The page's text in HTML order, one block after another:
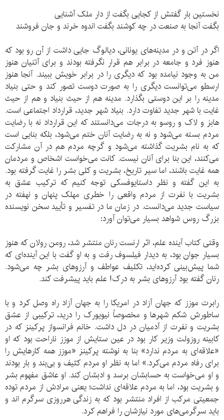
نخستین بار گفتش از کجایی بگفت از دار ملک آشنایی
بگفت آنجا به صنعت در چه کوشند بگفت اندوه خرند و جان فروشند
اگر در آتن و در مدینه‌های یونانی، دیالوگ جایی داشت از آن رو بود که
هنوز فرد و جامعه در برابر هم قرار نگرفته بودند و برای آتنیان هنوز
من به وجود نیامده بود که دیگری را در برابر خویش ببیند. آنجا هنوز
ارسطو می‌توانست دیگری را به صورت دوست تصور کند و حتی بنیاد
مدینه را بر این دوستی بگذارد. مدینه هم از حیث بنیاد و هم از حیث
غایت با شهر جدید تفاوت دارد. بنیاد شهر جدید، قرارداد اجتماعی است.
هابز و لاک و روسو به درجات می‌دانستند که این قرارداد نه با رضایت
مردم بسته می‌شود و نه به رضایت آنان ختم می‌شود، بلکه بنایی است
که به نام بشریت گذاشته می‌شود و گرچه مردم هم در آن مشارکت
می‌کنند، این بنا برای آنان نیست. کانت می‌خواست اشخاص و مردمان
همه غایت باشند، اما سیر تاریخ، بشریت و کلی بشر را غایت گرفته بود.
به این گفته و نظر داستایوفسکی توجه کنیم که ترکیب عشق به
بشریت با نفرت از مردم واقعی را خطری مهلک پنهان و نهفته در
سیاست جدید می‌دانست. در زمان ما در تفسیر و تأیید سخن نویسنده
بزرگ روس شواهد بسیار می‌توان آورد:
وقتی کتاب آینده علم، اثر ارنست رنان منتشر شد، رومن رولان که هنوز
بسیار جوان بود، به دیدار فیلسوف رفت و به او گفت با این آینده‌ای که
شما پیش‌بینی کرده‌اید، تکلیف عواطف و آرزوهای بشر چه می‌شود.
رنان گفته بود آرزوهای بشر به درک! علم باید پیشرفت کند.
رابرت موزز که جهان آزاد در امریکا را به جهان آزاد راه وصل کرد و با
ساطورش شکم شهرها و مخصوصاً نیویورک را درید، ترکیبی از عشق
بشریت و نفرت از آدمیان در دل داشت. خانم فرانسواز پرکینز که در
کابینه روزولت وزیر کار بود در عین ستایش از موزز ناراحت بود که او
«علاقه‌ای به مردم ندارد» بنا به نوشته پرکینز «موزز همه کارهایش را
برای رفاه مردم می‌کرد.» اما به نظر او مردم کثیف و بی‌بند و بار بودند
و او می‌خواست به حسابشان برسد و ادبشان کند. او عاشق مفهوم بشر
و بشریت بود، اما به مردم علاقه‌ای نداشت؛ یعنی مرادش از مردم توده
جمعیتی مرکب از افراد منتشر بود که به زندگی هرروزی سرگرم اند و
باید سرگرمی‌های مورد نیازشان را فراهم کرد.